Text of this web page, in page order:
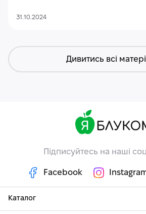
31.10.2024
Дивитись всі
Підписуйтесь на наші
Facebook
Каталог